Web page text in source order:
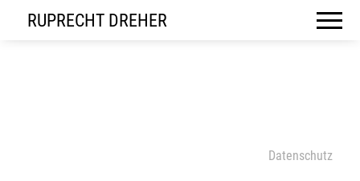
RUPRECHT DREHER
Datenschutz